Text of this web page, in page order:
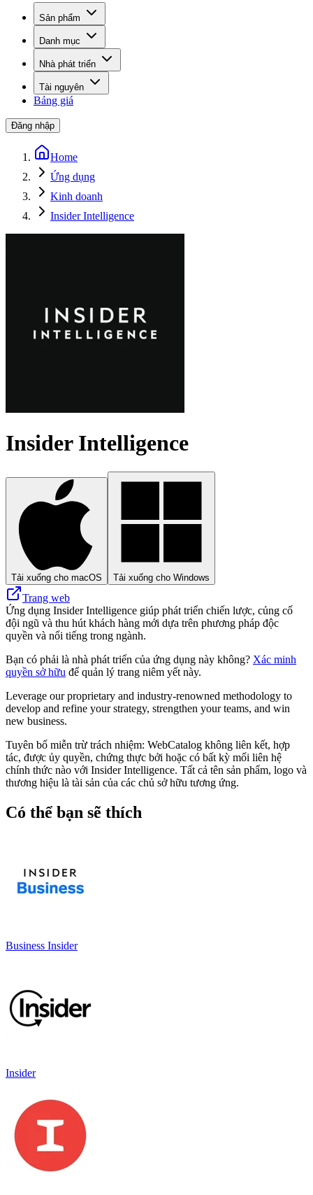
Sản phẩm
Danh mục
Nhà phát triển
Tài nguyên
Bảng giá
Đăng nhập
Home
Ứng dụng
Kinh doanh
Insider Intelligence
Insider Intelligence
Tải xuống cho macOS Tải xuống cho Windows
Trang web
Ứng dụng Insider Intelligence giúp phát triển chiến lược, củng cố
đội ngũ và thu hút khách hàng mới dựa trên phương pháp độc
quyền và nổi tiếng trong ngành.
Bạn có phải là nhà phát triển của ứng dụng này không? Xác minh
quyền sở hữu để quản lý trang niêm yết này.
Leverage our proprietary and industry-renowned methodology to
develop and refine your strategy, strengthen your teams, and win
new business.
Tuyên bố miễn trừ trách nhiệm: WebCatalog không liên kết, hợp
tác, được ủy quyền, chứng thực bởi hoặc có bất kỳ mối liên hệ
chính thức nào với Insider Intelligence. Tất cả tên sản phẩm, logo và
thương hiệu là tài sản của các chủ sở hữu tương ứng.
Có thể bạn sẽ thích
Business Insider
Insider